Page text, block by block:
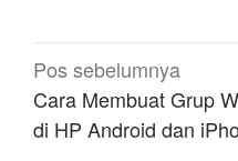
Navigasi
pos
Pos sebelumnya
Cara Membuat Grup
di HP Android dan